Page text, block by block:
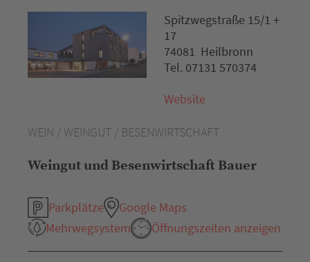
WEIN / WEINGUT / BESENWIRTSCHAFT
Weingut und Besenwirtschaft Bauer
Parkplätze
Google Maps
Mehrwegsystem
Öffnungszeiten anzeigen
Spitzwegstraße 15/1 +
17
74081 Heilbronn
Tel. 07131 570374
Website